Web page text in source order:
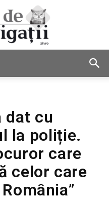
dat cu
la poliție.
care
celor care